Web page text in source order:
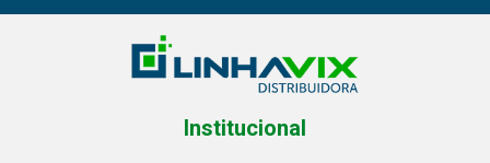
Institucional